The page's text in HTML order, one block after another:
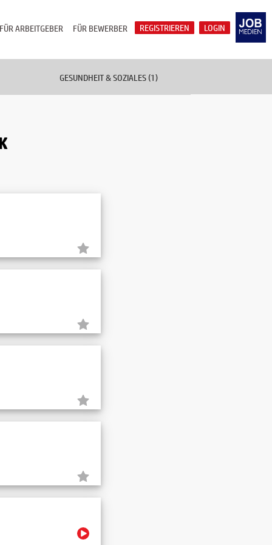
LOGIN
REGISTRIEREN
FÜR BEWERBER
FÜR ARBEITGEBER
GESUNDHEIT & SOZIALES (1)